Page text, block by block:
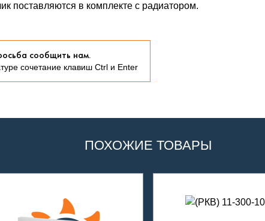
поставляются в комплекте с радиатором.
сообщить нам.
сочетание клавиш Ctrl и Enter
ПОХОЖИЕ ТОВАРЫ